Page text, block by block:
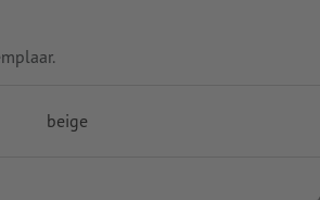
beige